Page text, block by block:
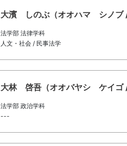
大濱 しのぶ（オオハマ シノブ
法学部 法律学科
人文・社会 / 民事法学
大林 啓吾（オオバヤシ ケイゴ
法学部 政治学科
---